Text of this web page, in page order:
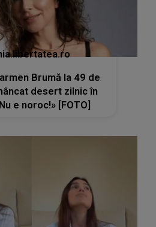
Brumă la 49 de
desert zilnic în
e noroc!» [FOTO]